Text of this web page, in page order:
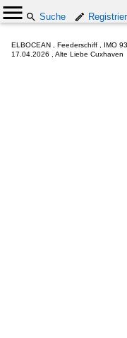
Suche
ELBOCEAN , Feederschiff , IMO
17.04.2026 , Alte Liebe Cuxhaven